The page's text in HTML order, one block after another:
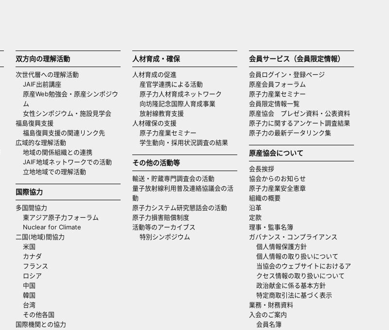
双方向の理解活動
次世代層への理解活動
JAIF出前講座
原産Web勉強会・原産シンポジウ
ム
女性シンポジウム・施設見学会
福島復興支援
福島復興支援の関連リンク先
広域的な理解活動
地域の関係組織との連携
JAIF地域ネットワークでの活動
立地地域での理解活動
国際協力
多国間協力
東アジア原子力フォーラム
Nuclear for Climate
二国(地域)間協力
米国
カナダ
フランス
ロシア
中国
韓国
台湾
その他各国
国際機関との協力
人材育成・確保
人材育成の促進
産官学連携による活動
原子力人材育成ネットワーク
向坊隆記念国際人育成事業
放射線教育支援
人材確保の支援
原子力産業セミナー
学生動向・採用状況調査の結果
その他の活動等
輸送・貯蔵専門調査会の活動
量子放射線利用普及連絡協議会の活
動
原子力システム研究懇話会の活動
原子力損害賠償制度
活動等のアーカイブス
特別シンポジウム
会員サービス（会員限定情報）
会員ログイン・登録ページ
原産会員フォーラム
原子力産業セミナー
会員限定情報一覧
原産協会 プレゼン資料・公表資料
原子力に関するアンケート調査結果
原子力の最新データリンク集
原産協会について
会長挨拶
協会からのお知らせ
原子力産業安全憲章
組織の概要
沿革
定款
理事・監事名簿
ガバナンス・コンプライアンス
個人情報保護方針
個人情報の取り扱いについて
当協会のウェブサイトにおけるア
クセス情報の取り扱いについて
政治献金に係る基本方針
特定商取引法に基づく表示
業務・財務資料
入会のご案内
会員名簿